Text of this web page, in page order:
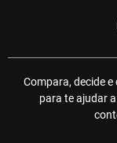
Compara, decide
para te ajudar